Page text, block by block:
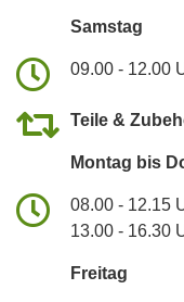
Samstag
09.00 - 12.00
Teile &
Montag bis
08.00 - 12.15
13.00 - 16.30
Freitag